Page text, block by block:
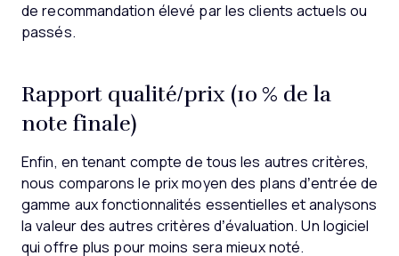
de recommandation élevé par les clients actuels ou
passés.
Rapport qualité/prix (10 % de la
note finale)
Enfin, en tenant compte de tous les autres critères,
nous comparons le prix moyen des plans d’entrée de
gamme aux fonctionnalités essentielles et analysons
la valeur des autres critères d’évaluation. Un logiciel
qui offre plus pour moins sera mieux noté.